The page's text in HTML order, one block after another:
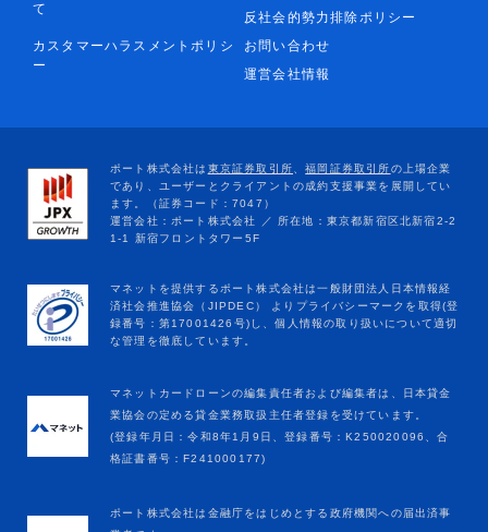
て
反社会的勢力排除ポリシー
カスタマーハラスメントポリシ
ー
お問い合わせ
運営会社情報
マネットカードローンの編集責任者および編集者は、日本貸金
業協会の定める貸金業務取扱主任者登録を受けています。
(登録年月日：令和8年1月9日、登録番号：K250020096、合
格証書番号：F241000177)
ポート株式会社は金融庁をはじめとする政府機関への届出済事